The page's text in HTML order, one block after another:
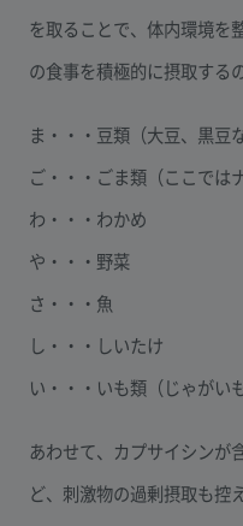
を取ることで、体内環境を
の食事を積極的に摂取する
ま・・・豆類（大豆、黒豆
ご・・・ごま類（ここでは
わ・・・わかめ
や・・・野菜
さ・・・魚
し・・・しいたけ
い・・・いも類（じゃがい
あわせて、カプサイシンが
ど、刺激物の過剰摂取も控